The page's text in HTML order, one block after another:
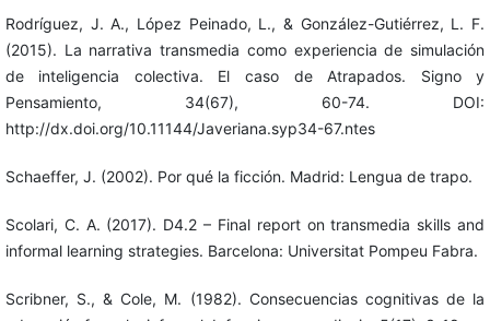
Rodríguez, J. A., López Peinado, L., & González-Gutiérrez, L. F.
(2015). La narrativa transmedia como experiencia de simulación
de inteligencia colectiva. El caso de Atrapados. Signo y
Pensamiento, 34(67), 60-74. DOI:
http://dx.doi.org/10.11144/Javeriana.syp34-67.ntes
Schaeffer, J. (2002). Por qué la ficción. Madrid: Lengua de trapo.
Scolari, C. A. (2017). D4.2 – Final report on transmedia skills and
informal learning strategies. Barcelona: Universitat Pompeu Fabra.
Scribner, S., & Cole, M. (1982). Consecuencias cognitivas de la